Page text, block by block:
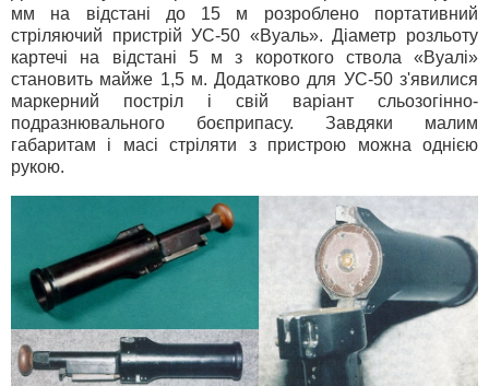
мм на відстані до 15 м розроблено портативний
стріляючий пристрій УС-50 «Вуаль». Діаметр розльоту
картечі на відстані 5 м з короткого ствола «Вуалі»
становить майже 1,5 м. Додатково для УС-50 з'явилися
маркерний постріл і свій варіант сльозогінно-
подразнювального боєприпасу. Завдяки малим
габаритам і масі стріляти з пристрою можна однією
рукою.